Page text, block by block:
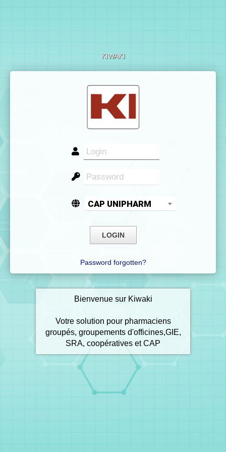
KIWAKI
CAP UNIPHARM
Password forgotten?
Bienvenue sur Kiwaki
Votre solution pour pharmaciens
groupés, groupements d'officines,GIE,
SRA, coopératives et CAP